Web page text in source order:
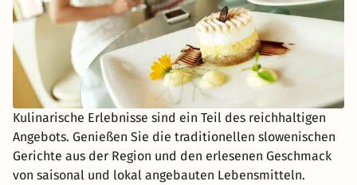
Kulinarische Erlebnisse sind ein Teil des reichhaltigen
Angebots. Genießen Sie die traditionellen slowenischen
Gerichte aus der Region und den erlesenen Geschmack
von saisonal und lokal angebauten Lebensmitteln.